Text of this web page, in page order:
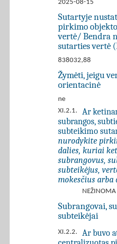
2025-08-15
Sutartyje
pirkimo
vertė/ Bendra
sutarties vertė
838032,88
Žymėti, jeigu
orientacinė
ne
XI.2.1.
Ar
subrangos,
subteikimo
nurodykite
dalies, kuriai
subrangovus,
subteikėjus,
mokesčius
NEŽINOMA
Subrangovai,
subteikėjai
XI.2.2.
Ar buvo